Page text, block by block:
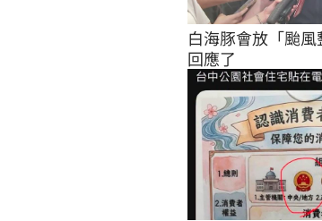
白海豚會放「颱
回應了